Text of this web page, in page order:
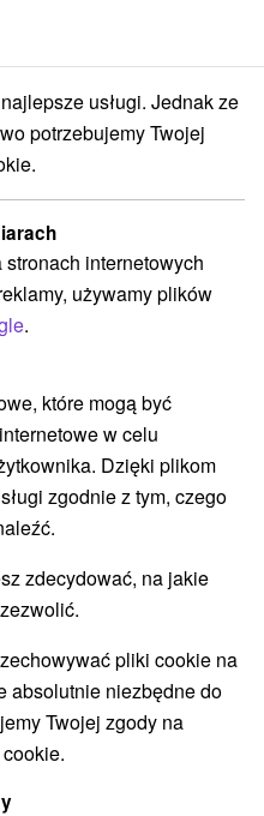
pozostaje Bachledova dolina
Bachledova
dla seniorów(2)
usługi. Jednak ze
potrzebujemy Twojej
internetowych
używamy plików
.
które mogą być
w celu
Dzięki plikom
zgodnie z tym, czego
zdecydować, na jakie
pliki cookie na
absolutnie niezbędne do
Twojej zgody na